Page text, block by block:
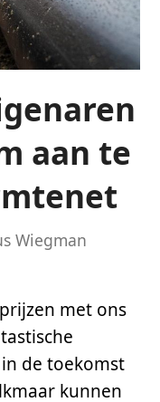
aan te
Wiegman
met ons
de toekomst
kunnen